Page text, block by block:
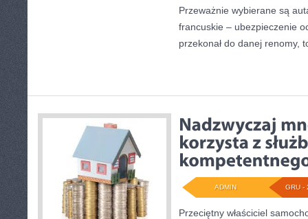
Przeważnie wybierane są
francuskie – ubezpieczenie
przekonał do danej renomy,
GRU -
ADMIN
Przeciętny właściciel